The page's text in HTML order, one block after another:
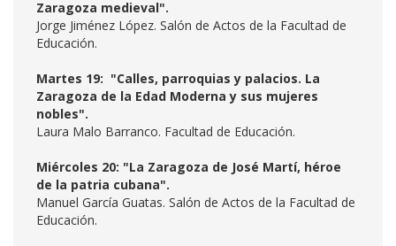
Zaragoza medieval".
Jorge Jiménez López. Salón de Actos de la Facultad de
Educación.
Martes 19: "Calles, parroquias y palacios. La
Zaragoza de la Edad Moderna y sus mujeres
nobles".
Laura Malo Barranco. Facultad de Educación.
Miércoles 20: "La Zaragoza de José Martí, héroe
de la patria cubana".
Manuel García Guatas. Salón de Actos de la Facultad de
Educación.